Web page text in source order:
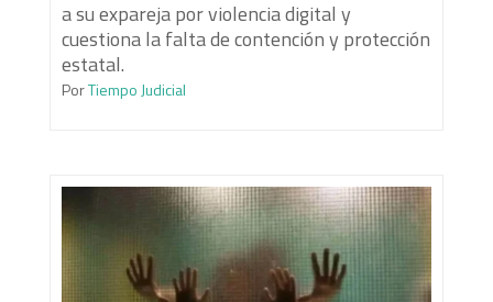
a su expareja por violencia digital y
cuestiona la falta de contención y protección
estatal.
PorTiempo Judicial